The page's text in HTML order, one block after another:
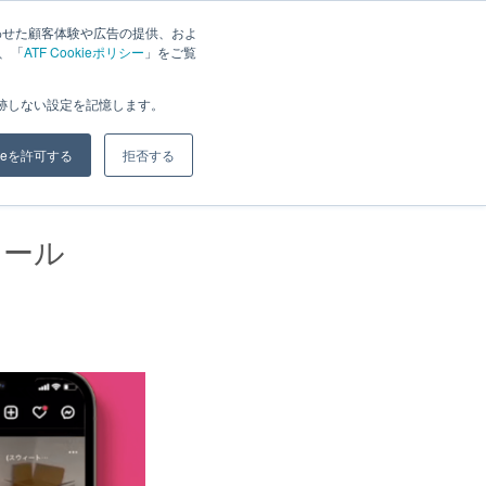
た顧客体験や広告の提供、およ
「ATF Cookieポリシー 」をご覧
ない設定を記憶します。
を許可する 拒否する
ブログ 会社概要
ル